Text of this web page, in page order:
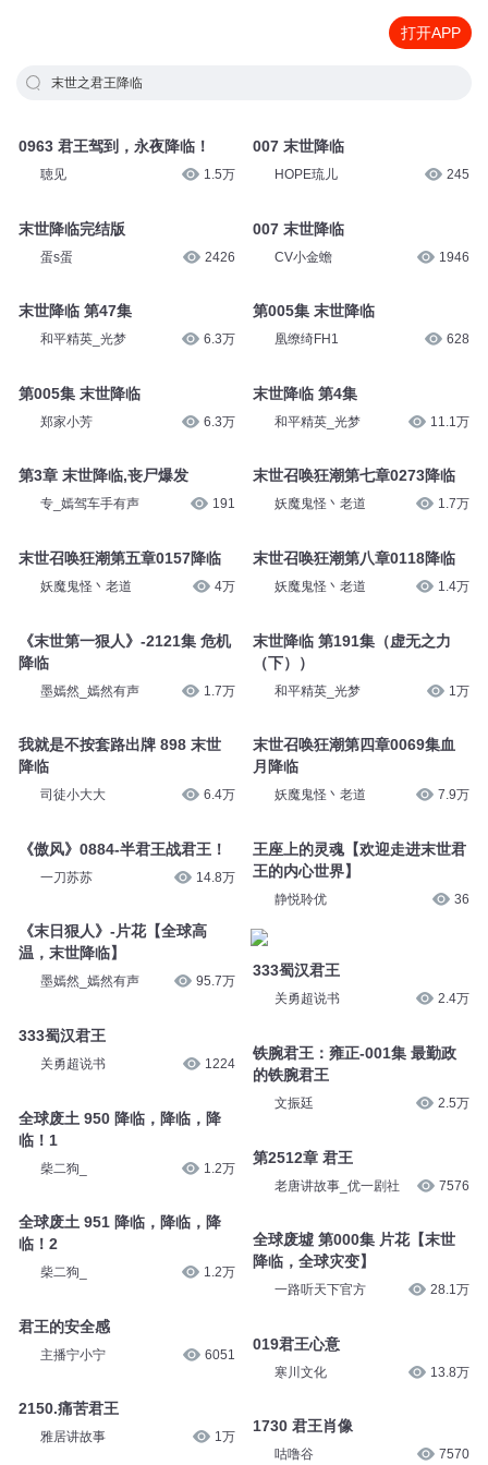
打开APP
末世之君王降临
0963 君王驾到，永夜降临！
聴见 1.5万
末世降临完结版
蛋s蛋 2426
末世降临 第47集
和平精英_光梦 6.3万
第005集 末世降临
郑家小芳 6.3万
第3章 末世降临,丧尸爆发
专_嫣驾车手有声 191
末世召唤狂潮第五章0157降临
妖魔鬼怪丶老道 4万
《末世第一狠人》-2121集 危机
降临
墨嫣然_嫣然有声 1.7万
我就是不按套路出牌 898 末世
降临
司徒小大大 6.4万
《傲风》0884-半君王战君王！
一刀苏苏 14.8万
《末日狠人》-片花【全球高
温，末世降临】
墨嫣然_嫣然有声 95.7万
333蜀汉君王
关勇超说书 1224
全球废土 950 降临，降临，降
临！1
柴二狗_ 1.2万
全球废土 951 降临，降临，降
临！2
柴二狗_ 1.2万
君王的安全感
主播宁小宁 6051
2150.痛苦君王
雅居讲故事 1万
007 末世降临
HOPE琉儿 245
007 末世降临
CV小金蟾 1946
第005集 末世降临
凰缭绮FH1 628
末世降临 第4集
和平精英_光梦 11.1万
末世召唤狂潮第七章0273降临
妖魔鬼怪丶老道 1.7万
末世召唤狂潮第八章0118降临
妖魔鬼怪丶老道 1.4万
末世降临 第191集（虚无之力
（下））
和平精英_光梦 1万
末世召唤狂潮第四章0069集血
月降临
妖魔鬼怪丶老道 7.9万
王座上的灵魂【欢迎走进末世君
王的内心世界】
静悦聆优 36
333蜀汉君王
关勇超说书 2.4万
铁腕君王：雍正-001集 最勤政
的铁腕君王
文振廷 2.5万
第2512章 君王
老唐讲故事_优一剧社 7576
全球废墟 第000集 片花【末世
降临，全球灾变】
一路听天下官方 28.1万
019君王心意
寒川文化 13.8万
1730 君王肖像
咕噜谷 7570